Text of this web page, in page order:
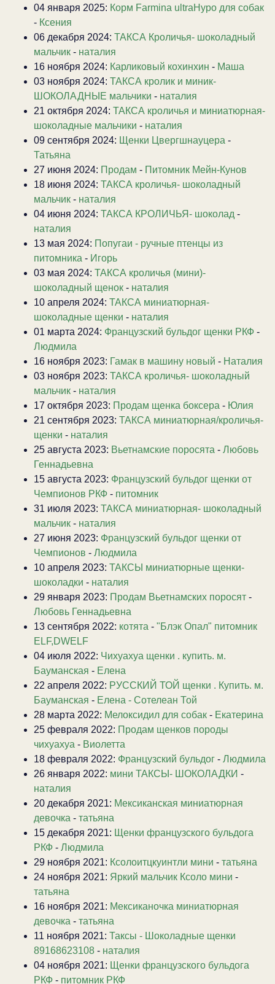
04 января 2025: Корм Farmina ultraHypo для собак
- Ксения
06 декабря 2024: ТАКСА Кроличья- шоколадный
мальчик - наталия
16 ноября 2024: Карликовый кохинхин - Маша
03 ноября 2024: ТАКСА кролик и миник-
ШОКОЛАДНЫЕ мальчики - наталия
21 октября 2024: ТАКСА кроличья и миниатюрная-
шоколадные мальчики - наталия
09 сентября 2024: Щенки Цвергшнауцера -
Татьяна
27 июня 2024: Продам - Питомник Мейн-Кунов
18 июня 2024: ТАКСА кроличья- шоколадный
мальчик - наталия
04 июня 2024: ТАКСА КРОЛИЧЬЯ- шоколад -
наталия
13 мая 2024: Попугаи - ручные птенцы из
питомника - Игорь
03 мая 2024: ТАКСА кроличья (мини)-
шоколадный щенок - наталия
10 апреля 2024: ТАКСА миниатюрная-
шоколадные щенки - наталия
01 марта 2024: Французский бульдог щенки РКФ -
Людмила
16 ноября 2023: Гамак в машину новый - Наталия
03 ноября 2023: ТАКСА кроличья- шоколадный
мальчик - наталия
17 октября 2023: Продам щенка боксера - Юлия
21 сентября 2023: ТАКСА миниатюрная/кроличья-
щенки - наталия
25 августа 2023: Вьетнамские поросята - Любовь
Геннадьевна
15 августа 2023: Французский бульдог щенки от
Чемпионов РКФ - питомник
31 июля 2023: ТАКСА миниатюрная- шоколадный
мальчик - наталия
27 июня 2023: Французский бульдог щенки от
Чемпионов - Людмила
10 апреля 2023: ТАКСЫ миниатюрные щенки-
шоколадки - наталия
29 января 2023: Продам Вьетнамских поросят -
Любовь Геннадьевна
13 сентября 2022: котята - "Блэк Опал" питомник
ELF,DWELF
04 июля 2022: Чихуахуа щенки . купить. м.
Бауманская - Елена
22 апреля 2022: РУССКИЙ ТОЙ щенки . Купить. м.
Бауманская - Елена - Сотелеан Той
28 марта 2022: Мелоксидил для собак - Екатерина
25 февраля 2022: Продам щенков породы
чихуахуа - Виолетта
18 февраля 2022: Французский бульдог - Людмила
26 января 2022: мини ТАКСЫ- ШОКОЛАДКИ -
наталия
20 декабря 2021: Мексиканская миниатюрная
девочка - татьяна
15 декабря 2021: Щенки французского бульдога
РКФ - Людмила
29 ноября 2021: Ксолоитцкуинтли мини - татьяна
24 ноября 2021: Яркий мальчик Ксоло мини -
татьяна
16 ноября 2021: Мексиканочка миниатюрная
девочка - татьяна
11 ноября 2021: Таксы - Шоколадные щенки
89168623108 - наталия
04 ноября 2021: Щенки французского бульдога
РКФ - питомник РКФ